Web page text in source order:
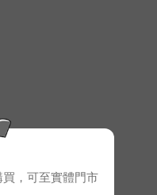
，可至實體門市